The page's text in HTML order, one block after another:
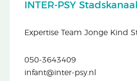
INTER-PSY Stadskanaal
Expertise Team Jonge Kind
050-3643409
infant@inter-psy.nl